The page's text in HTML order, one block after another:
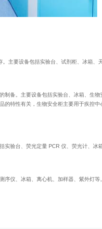
主要设备包括实验台、试剂柜、冰箱、
制备。主要设备包括实验台、冰箱、生
的特性有关，生物安全柜主要用于疾控
验台、荧光定量 PCR 仪、荧光计、冰
序仪、冰箱、离心机、加样器、紫外灯等